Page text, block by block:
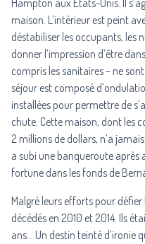
Hampton aux Etats-Unis. Il
maison. L’intérieur est peint
déstabiliser les occupants, les
donner l’impression d’être
compris les sanitaires – ne
séjour est composé
installées pour permettre de
chute. Cette maison, dont les
2 millions de dollars, n’a
a subi une banqueroute après
fortune dans les fonds de
Malgré leurs efforts pour
décédés en 2010 et 2014. Ils
ans… Un destin teinté d’ironie